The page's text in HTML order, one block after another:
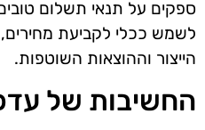
ספקים על תנאי תשלום
לשמש ככלי לקביעת
הייצור וההוצאות השוטפות.
החשיבות של